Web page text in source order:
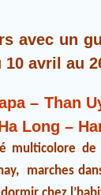
avec un
avril au
– Than
Long –
multicolore
marches